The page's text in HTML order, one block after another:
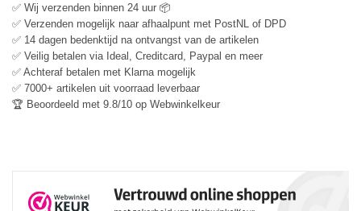
✅ Wij verzenden binnen 24 uur 📦
✅ Verzenden mogelijk naar afhaalpunt met PostNL of DPD
✅ 14 dagen bedenktijd na ontvangst van de artikelen
✅ Veilig betalen via Ideal, Creditcard, Paypal en meer
✅ Achteraf betalen met Klarna mogelijk
✅ 7000+ artikelen uit voorraad leverbaar
🏆 Beoordeeld met 9.8/10 op Webwinkelkeur